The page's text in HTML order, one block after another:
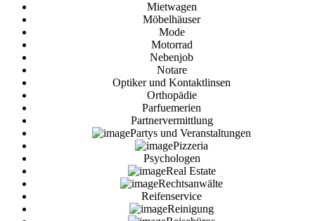
Mietwagen
Möbelhäuser
Mode
Motorrad
Nebenjob
Notare
Optiker und Kontaktlinsen
Orthopädie
Parfuemerien
Partnervermittlung
Partys und Veranstaltungen
Pizzeria
Psychologen
Real Estate
Rechtsanwälte
Reifenservice
Reinigung